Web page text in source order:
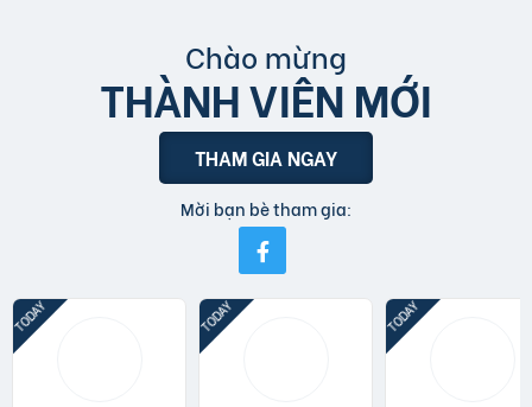
Chào mừng
THÀNH VIÊN MỚI
THAM GIA NGAY
Mời bạn bè tham gia: